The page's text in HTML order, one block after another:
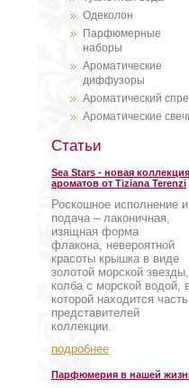
Одеколон
Парфюмерные
наборы
Ароматические
диффузоры
Ароматический
Ароматические
Статьи
Sea Stars - новая коллекция
ароматов от Tiziana Terenzi
Роскошное исполнение и
подача – лаконичная,
изящная форма
флакона, невероятной
красоты крышка в виде
золотой морской звезды,
колба с морской водой,
которой находится часть
представителей
коллекции.
подробнее
Парфюмерия в нашей